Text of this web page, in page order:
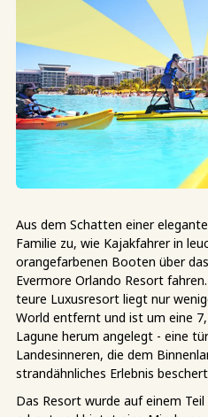
Aus dem Schatten einer
Familie zu, wie Kajakfahrer in
orangefarbenen Booten über
Evermore Orlando Resort
teure Luxusresort liegt nur
World entfernt und ist um eine
Lagune herum angelegt - eine
Landesinneren, die dem
strandähnliches Erlebnis
Das Resort wurde auf einem